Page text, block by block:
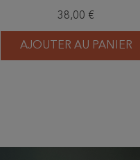
38,00 €
AJOUTER AU PANIER